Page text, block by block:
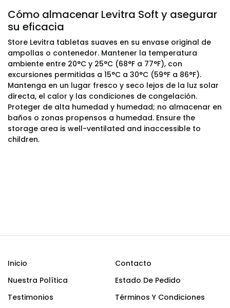
Cómo almacenar Levitra Soft y asegurar
su eficacia
Store Levitra tabletas suaves en su envase original de
ampollas o contenedor. Mantener la temperatura
ambiente entre 20°C y 25°C (68°F a 77°F), con
excursiones permitidas a 15°C a 30°C (59°F a 86°F).
Mantenga en un lugar fresco y seco lejos de la luz solar
directa, el calor y las condiciones de congelación.
Proteger de alta humedad y humedad; no almacenar en
baños o zonas propensos a humedad. Ensure the
storage area is well-ventilated and inaccessible to
children.
Inicio
Contacto
Nuestra Política
Estado De Pedido
Testimonios
Términos Y Condiciones